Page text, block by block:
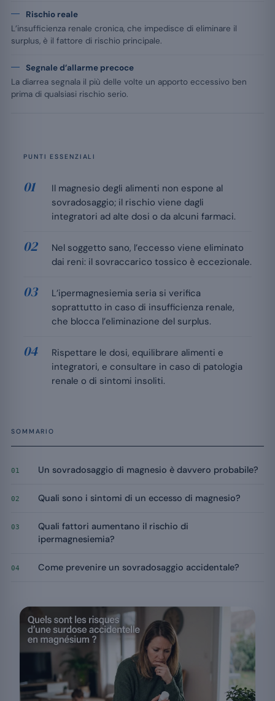
Rischio reale
L’insufficienza renale cronica, che impedisce di eliminare il
surplus, è il fattore di rischio principale.
Segnale d’allarme precoce
La diarrea segnala il più delle volte un apporto eccessivo ben
prima di qualsiasi rischio serio.
PUNTI ESSENZIALI
Il magnesio degli alimenti non espone al
sovradosaggio; il rischio viene dagli
integratori ad alte dosi o da alcuni farmaci.
Nel soggetto sano, l’eccesso viene eliminato
dai reni: il sovraccarico tossico è eccezionale.
L’ipermagnesiemia seria si verifica
soprattutto in caso di insufficienza renale,
che blocca l’eliminazione del surplus.
Rispettare le dosi, equilibrare alimenti e
integratori, e consultare in caso di patologia
renale o di sintomi insoliti.
SOMMARIO
01 Un sovradosaggio di magnesio è davvero probabile?
02 Quali sono i sintomi di un eccesso di magnesio?
03
Quali fattori aumentano il rischio di
ipermagnesiemia?
04 Come prevenire un sovradosaggio accidentale?